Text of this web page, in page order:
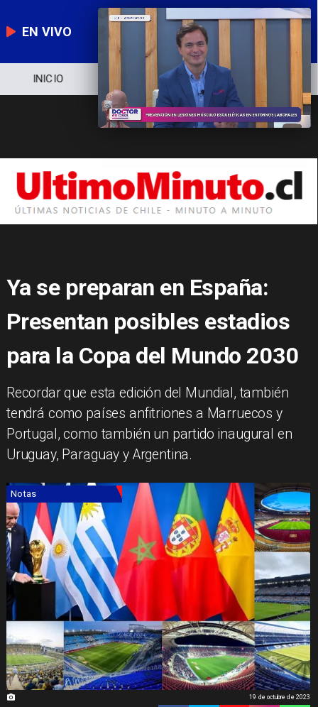
EN VIVO
NOTICIERO POLÍTICA ECONOMÍA
Ya se preparan en España:
Presentan posibles estadios
para la Copa del Mundo 2030
​Recordar que esta edición del Mundial, también
tendrá como países anfitriones a Marruecos y
Portugal, como también un partido inaugural en
Uruguay, Paraguay y Argentina.
Notas
19 de octubre de 2023